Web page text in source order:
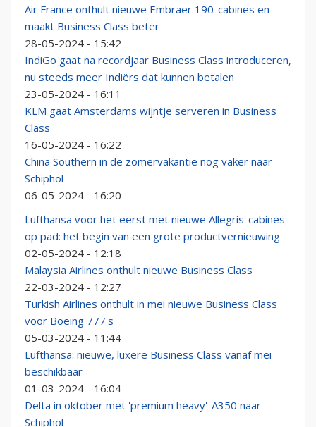
Air France onthult nieuwe Embraer 190-cabines en
maakt Business Class beter
28-05-2024 - 15:42
IndiGo gaat na recordjaar Business Class introduceren,
nu steeds meer Indiërs dat kunnen betalen
23-05-2024 - 16:11
KLM gaat Amsterdams wijntje serveren in Business
Class
16-05-2024 - 16:22
China Southern in de zomervakantie nog vaker naar
Schiphol
06-05-2024 - 16:20
Lufthansa voor het eerst met nieuwe Allegris-cabines
op pad: het begin van een grote productvernieuwing
02-05-2024 - 12:18
Malaysia Airlines onthult nieuwe Business Class
22-03-2024 - 12:27
Turkish Airlines onthult in mei nieuwe Business Class
voor Boeing 777's
05-03-2024 - 11:44
Lufthansa: nieuwe, luxere Business Class vanaf mei
beschikbaar
01-03-2024 - 16:04
Delta in oktober met 'premium heavy'-A350 naar
Schiphol